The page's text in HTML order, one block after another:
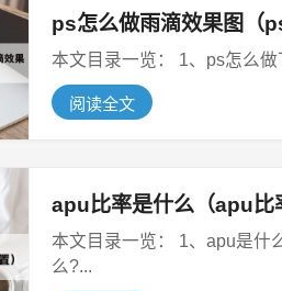
ps怎么做雨滴效果图（
阅读全文
apu比率是什么（apu比
本文目录一览： 1、apu是什么 2、请问财务指标APU的具体含义是
么?...